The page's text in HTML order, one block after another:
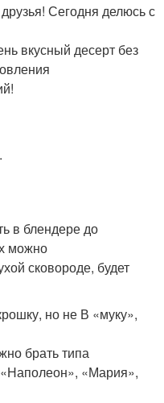
Сегодня делюсь с
вкусный десерт без
в блендере до
можно
сковороде, будет
но не В «муку»,
брать типа
«Наполеон», «Мария»,